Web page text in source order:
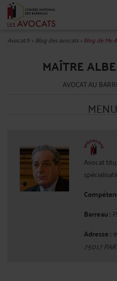
Avocat.fr>Blog des avocats>Blog de Me
MAÎTRE
AVOCAT AU
MENU
Avocat
Barreau :
Adresse :
75017